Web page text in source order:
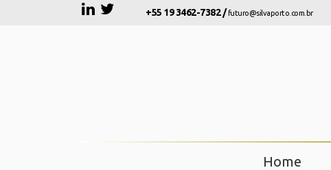
+55 19 3462-7382 /futuro@silvaporto.com.br
Home